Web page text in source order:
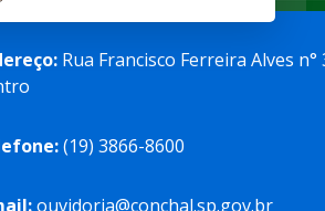
Rua Francisco Ferreira Alves n°
(19) 3866-8600
ouvidoria@conchal.sp.gov.br